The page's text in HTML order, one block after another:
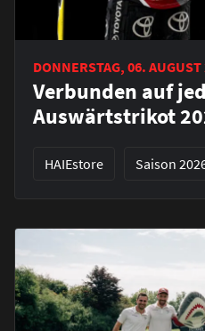
DONNERSTAG, 06. AUGUST
Verbunden auf
Auswärtstrikot
HAIEstore Saison